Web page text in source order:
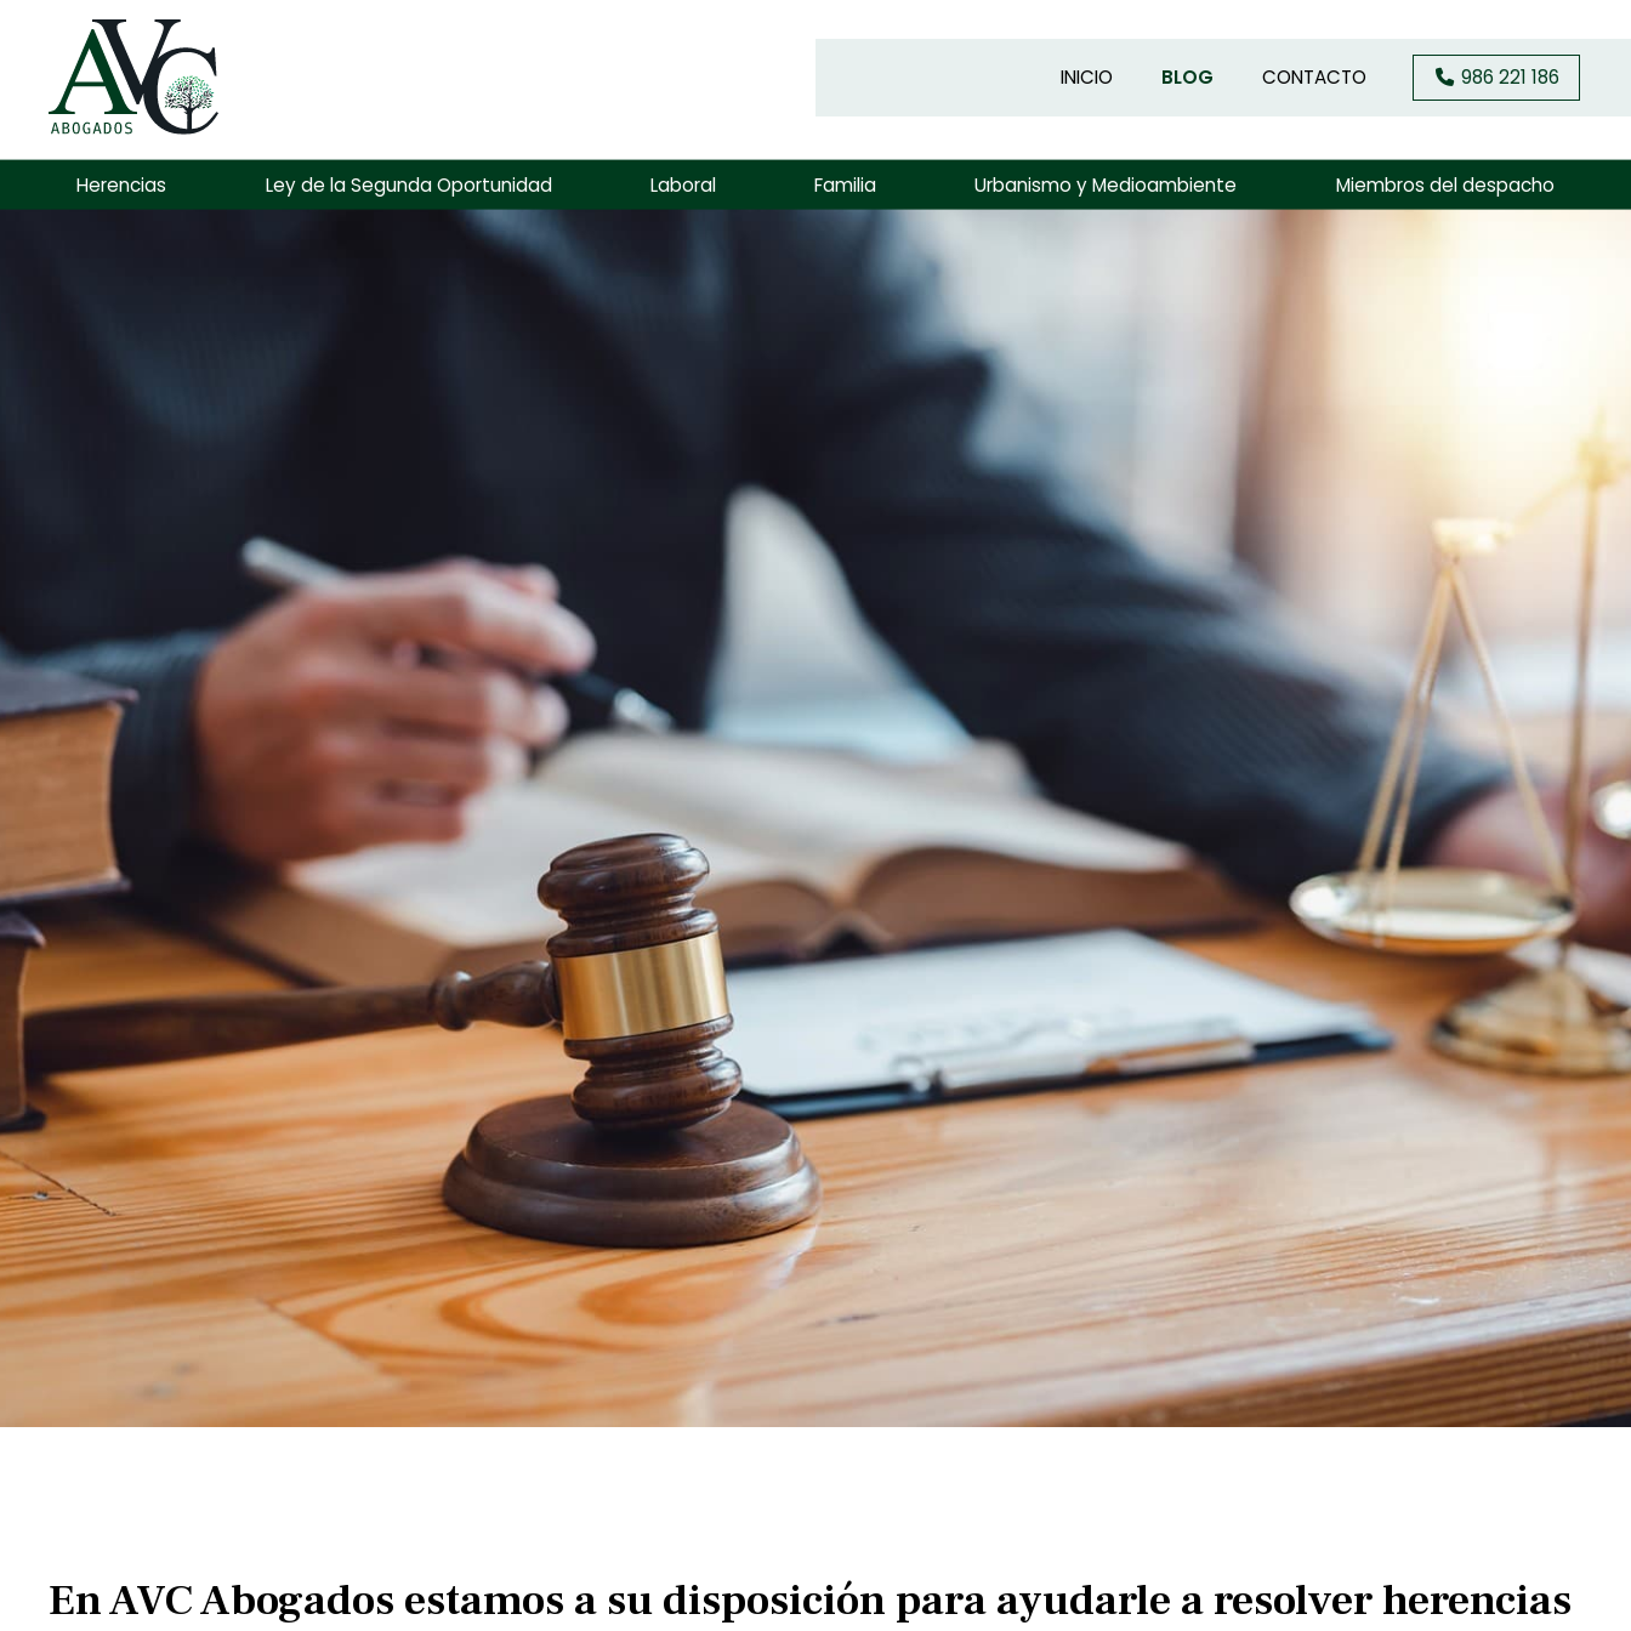
INICIO BLOG CONTACTO 986 221 186
Herencias Ley de la Segunda Oportunidad Laboral Familia Urbanismo y Medioambiente Miembros del despacho
En AVC Abogados estamos a su disposición para ayudarle a resolver herencias